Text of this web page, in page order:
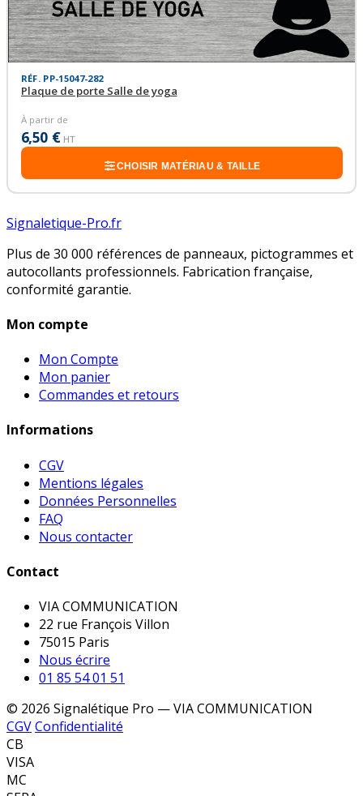
RÉF. PP-15047-282
Plaque de porte Salle de yoga
À partir de
6,50 € HT
CHOISIR MATÉRIAU & TAILLE
Signaletique-Pro.fr
Plus de 30 000 références de panneaux, pictogrammes et
autocollants professionnels. Fabrication française,
conformité garantie.
Mon compte
Mon Compte
Mon panier
Commandes et retours
Informations
CGV
Mentions légales
Données Personnelles
FAQ
Nous contacter
Contact
VIA COMMUNICATION
22 rue François Villon
75015 Paris
Nous écrire
01 85 54 01 51
© 2026 Signalétique Pro — VIA COMMUNICATION
CGVConfidentialité
CB
VISA
MC